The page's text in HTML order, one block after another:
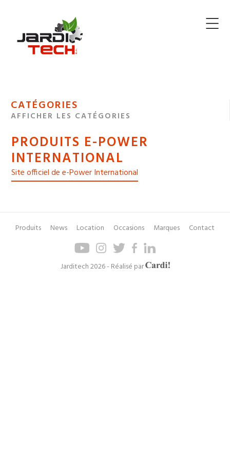
Jarditech
MENU
DE
DES
CATÉGORIES
AFFICHER LES CATÉGORIES
PRODUITS E-POWER
INTERNATIONAL
Site officiel de e-Power International
Pied
Menu
navigation
Produits News Location Occasions Marques Contact
Jarditech 2026 - Réalisé par
Axel